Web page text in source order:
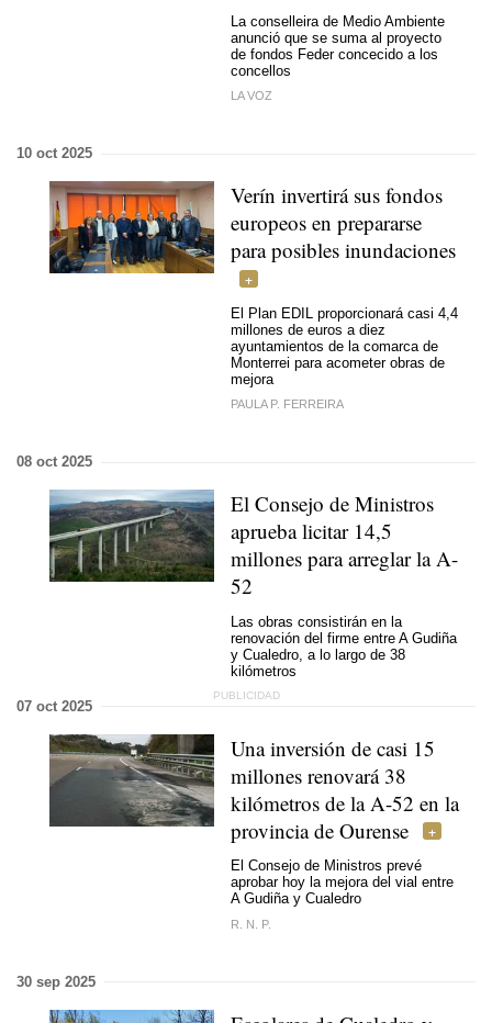
La conselleira de Medio Ambiente
anunció que se suma al proyecto
de fondos Feder concecido a los
concellos
LA VOZ
10 oct 2025
Verín invertirá sus fondos
europeos en prepararse
para posibles inundaciones
El Plan EDIL proporcionará casi 4,4
millones de euros a diez
ayuntamientos de la comarca de
Monterrei para acometer obras de
mejora
PAULA P. FERREIRA
08 oct 2025
El Consejo de Ministros
aprueba licitar 14,5
millones para arreglar la A-
52
Las obras consistirán en la
renovación del firme entre A Gudiña
y Cualedro, a lo largo de 38
kilómetros
07 oct 2025
Una inversión de casi 15
millones renovará 38
kilómetros de la A-52 en la
provincia de Ourense
El Consejo de Ministros prevé
aprobar hoy la mejora del vial entre
A Gudiña y Cualedro
R. N. P.
30 sep 2025